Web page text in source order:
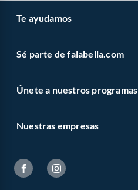
Te ayudamos
Sé parte de falabella.com
Únete a nuestros programas
Nuestras empresas